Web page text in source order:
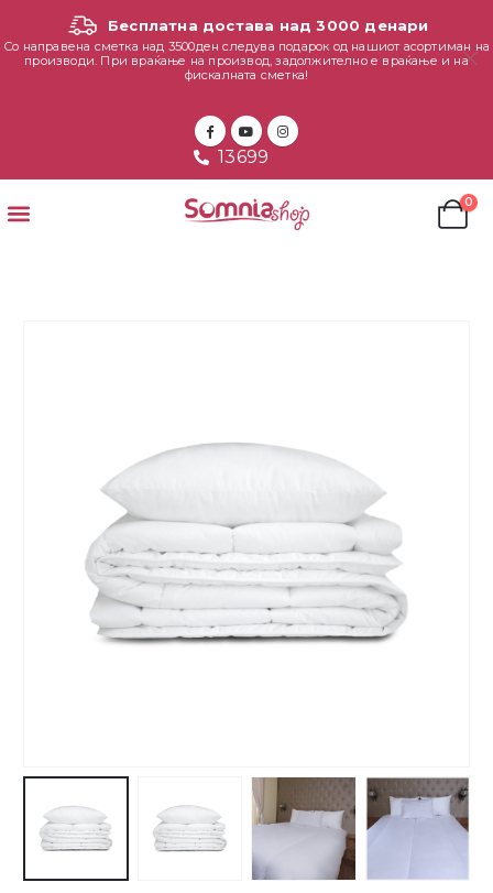
Бесплатна достава над 3000 денари
Со направена сметка над 3500ден следува подарок од нашиот асортиман на
производи. При враќање на производ, задолжително е враќање и на
фискалната сметка!
13699
0